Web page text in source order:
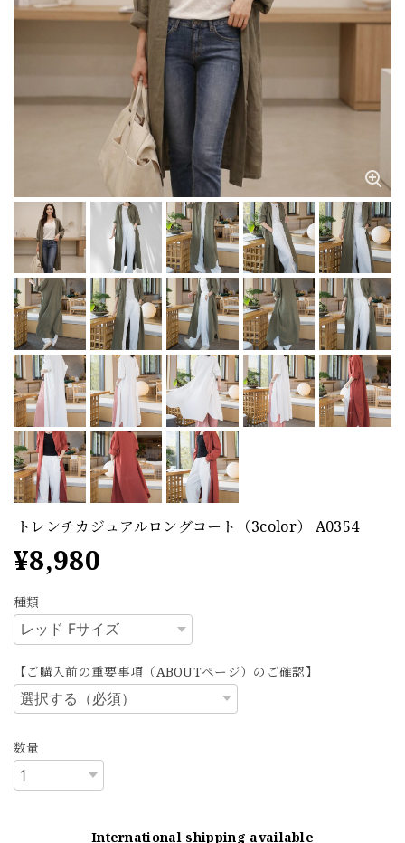
トレンチカジュアルロングコート（3color） A0354
¥8,980
種類
【ご購入前の重要事項（ABOUTページ）のご確認】
数量
International shipping available